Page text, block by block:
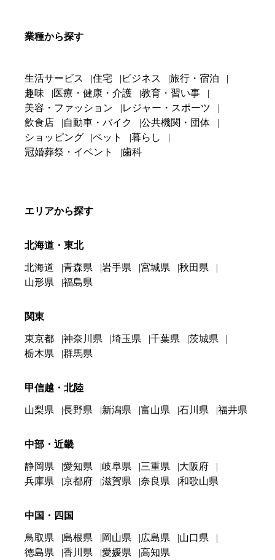
業種から探す
生活サービス 住宅 ビジネス
旅行・宿泊
趣味
医療・健康・介護
教育・習い事
美容・ファッション
レジャー・スポーツ
飲食店
自動車・バイク
公共機関・団体
ショッピング
ペット
暮らし
冠婚葬祭・イベント
歯科
エリアから探す
北海道・東北
北海道 青森県 岩手県 宮城県
秋田県
山形県
福島県
関東
東京都 神奈川県 埼玉県 千葉県
茨城県
栃木県
群馬県
甲信越・北陸
山梨県 長野県 新潟県 富山県 石川県 福井県
中部・近畿
静岡県 愛知県 岐阜県 三重県
大阪府
兵庫県
京都府 滋賀県 奈良県 和歌山県
中国・四国
鳥取県 島根県 岡山県 広島県
山口県
徳島県
香川県 愛媛県 高知県